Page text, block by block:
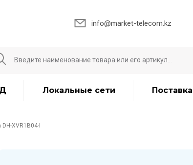
info@market-telecom.kz
Локальные сети
DH-XVR1B04-I